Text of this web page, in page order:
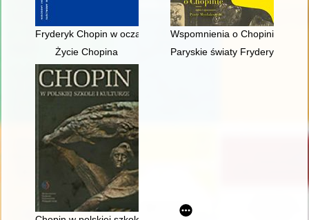
Fryderyk Chopin w oczach Rosjan. Antologia. Friderik źopen
Wspomnienia o Chopinie. Cz. 1
Życie Chopina
Paryskie światy Fryderyka